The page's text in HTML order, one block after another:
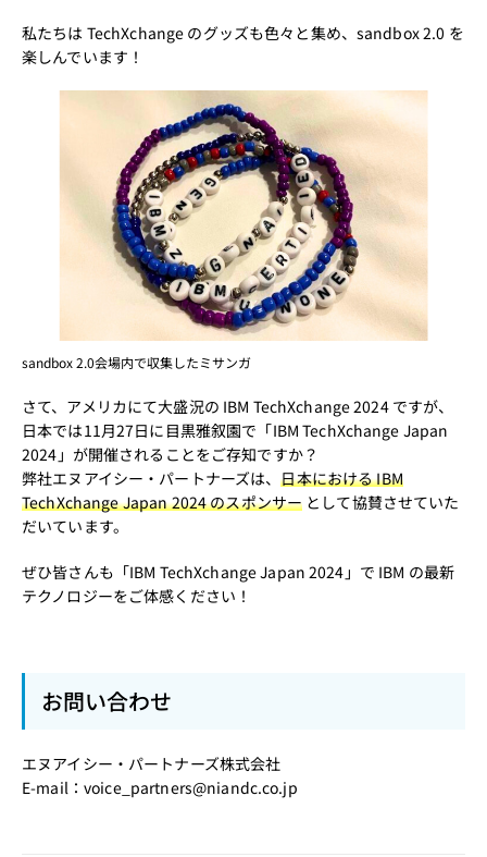
私たちは TechXchange のグッズも色々と集め、sandbox 2.0 を
楽しんでいます！
sandbox 2.0会場内で収集したミサンガ
さて、アメリカにて大盛況の IBM TechXchange 2024 ですが、
日本では11月27日に目黒雅叙園で 「IBM TechXchange Japan
2024」 が開催されることをご存知ですか？
弊社エヌアイシー・パートナーズは、日本における IBM
TechXchange Japan 2024 のスポンサー として協賛させていた
だいています。
ぜひ皆さんも「IBM TechXchange Japan 2024」で IBM の最新
テクノロジーをご体感ください！
お問い合わせ
エヌアイシー・パートナーズ株式会社
E-mail： voice_partners@niandc.co.jp